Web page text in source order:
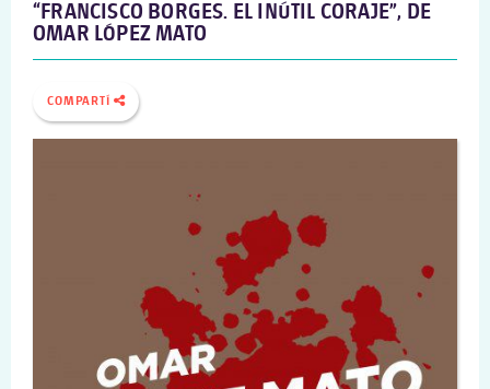
“FRANCISCO BORGES. EL INÚTIL CORAJE”, DE
OMAR LÓPEZ MATO
COMPARTÍ